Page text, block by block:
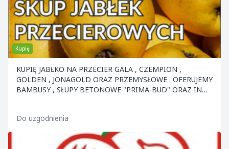
Kupię
KUPIĘ JABŁKO NA PRZECIER GALA , CZEMPION ,
GOLDEN , JONAGOLD ORAZ PRZEMYSŁOWE . OFERUJEMY
BAMBUSY , SŁUPY BETONOWE "PRIMA-BUD" ORAZ INNE
Do uzgodnienia